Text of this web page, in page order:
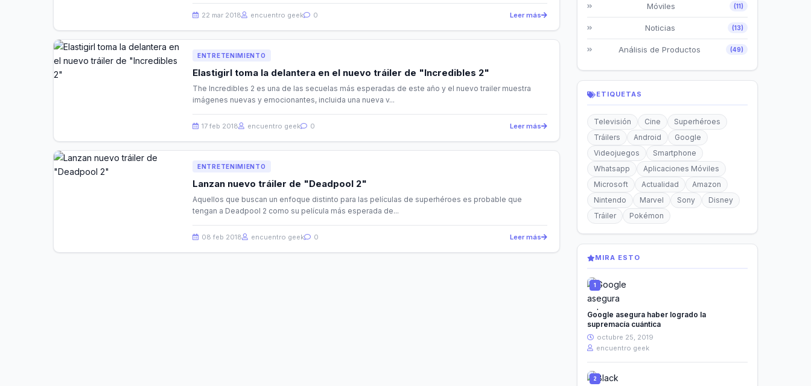
22 mar 2018 encuentro geek 0 Leer más
ENTRETENIMIENTO
Elastigirl toma la delantera en el nuevo tráiler de "Incredibles 2"
The Incredibles 2 es una de las secuelas más esperadas de este año y el nuevo trailer muestra
imágenes nuevas y emocionantes, incluida una nueva v...
17 feb 2018 encuentro geek 0 Leer más
ENTRETENIMIENTO
Lanzan nuevo tráiler de "Deadpool 2"
Aquellos que buscan un enfoque distinto para las películas de superhéroes es probable que
tengan a Deadpool 2 como su película más esperada de...
08 feb 2018 encuentro geek 0 Leer más
Móviles (11)
Noticias (13)
Análisis de Productos (49)
ETIQUETAS
Televisión Cine
Superhéroes
Tráilers
Android
Google
Videojuegos
Smartphone
Whatsapp
Aplicaciones Móviles
Microsoft
Actualidad
Amazon
Nintendo
Marvel Sony
Disney
Tráiler
Pokémon
MIRA ESTO
Google asegura haber logrado la
supremacía cuántica
octubre 25, 2019
encuentro geek